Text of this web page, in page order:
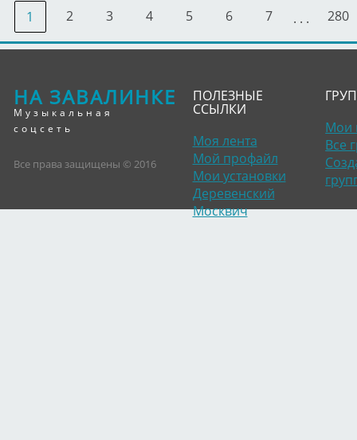
1 2 3 4 5 6 7 . . . 280
НА ЗАВАЛИНКЕ
Музыкальная
соцсеть
Все права защищены © 2016
ПОЛЕЗНЫЕ
ССЫЛКИ
Моя лента
Мой профайл
Мои установки
Деревенский
Москвич
Мои
Все